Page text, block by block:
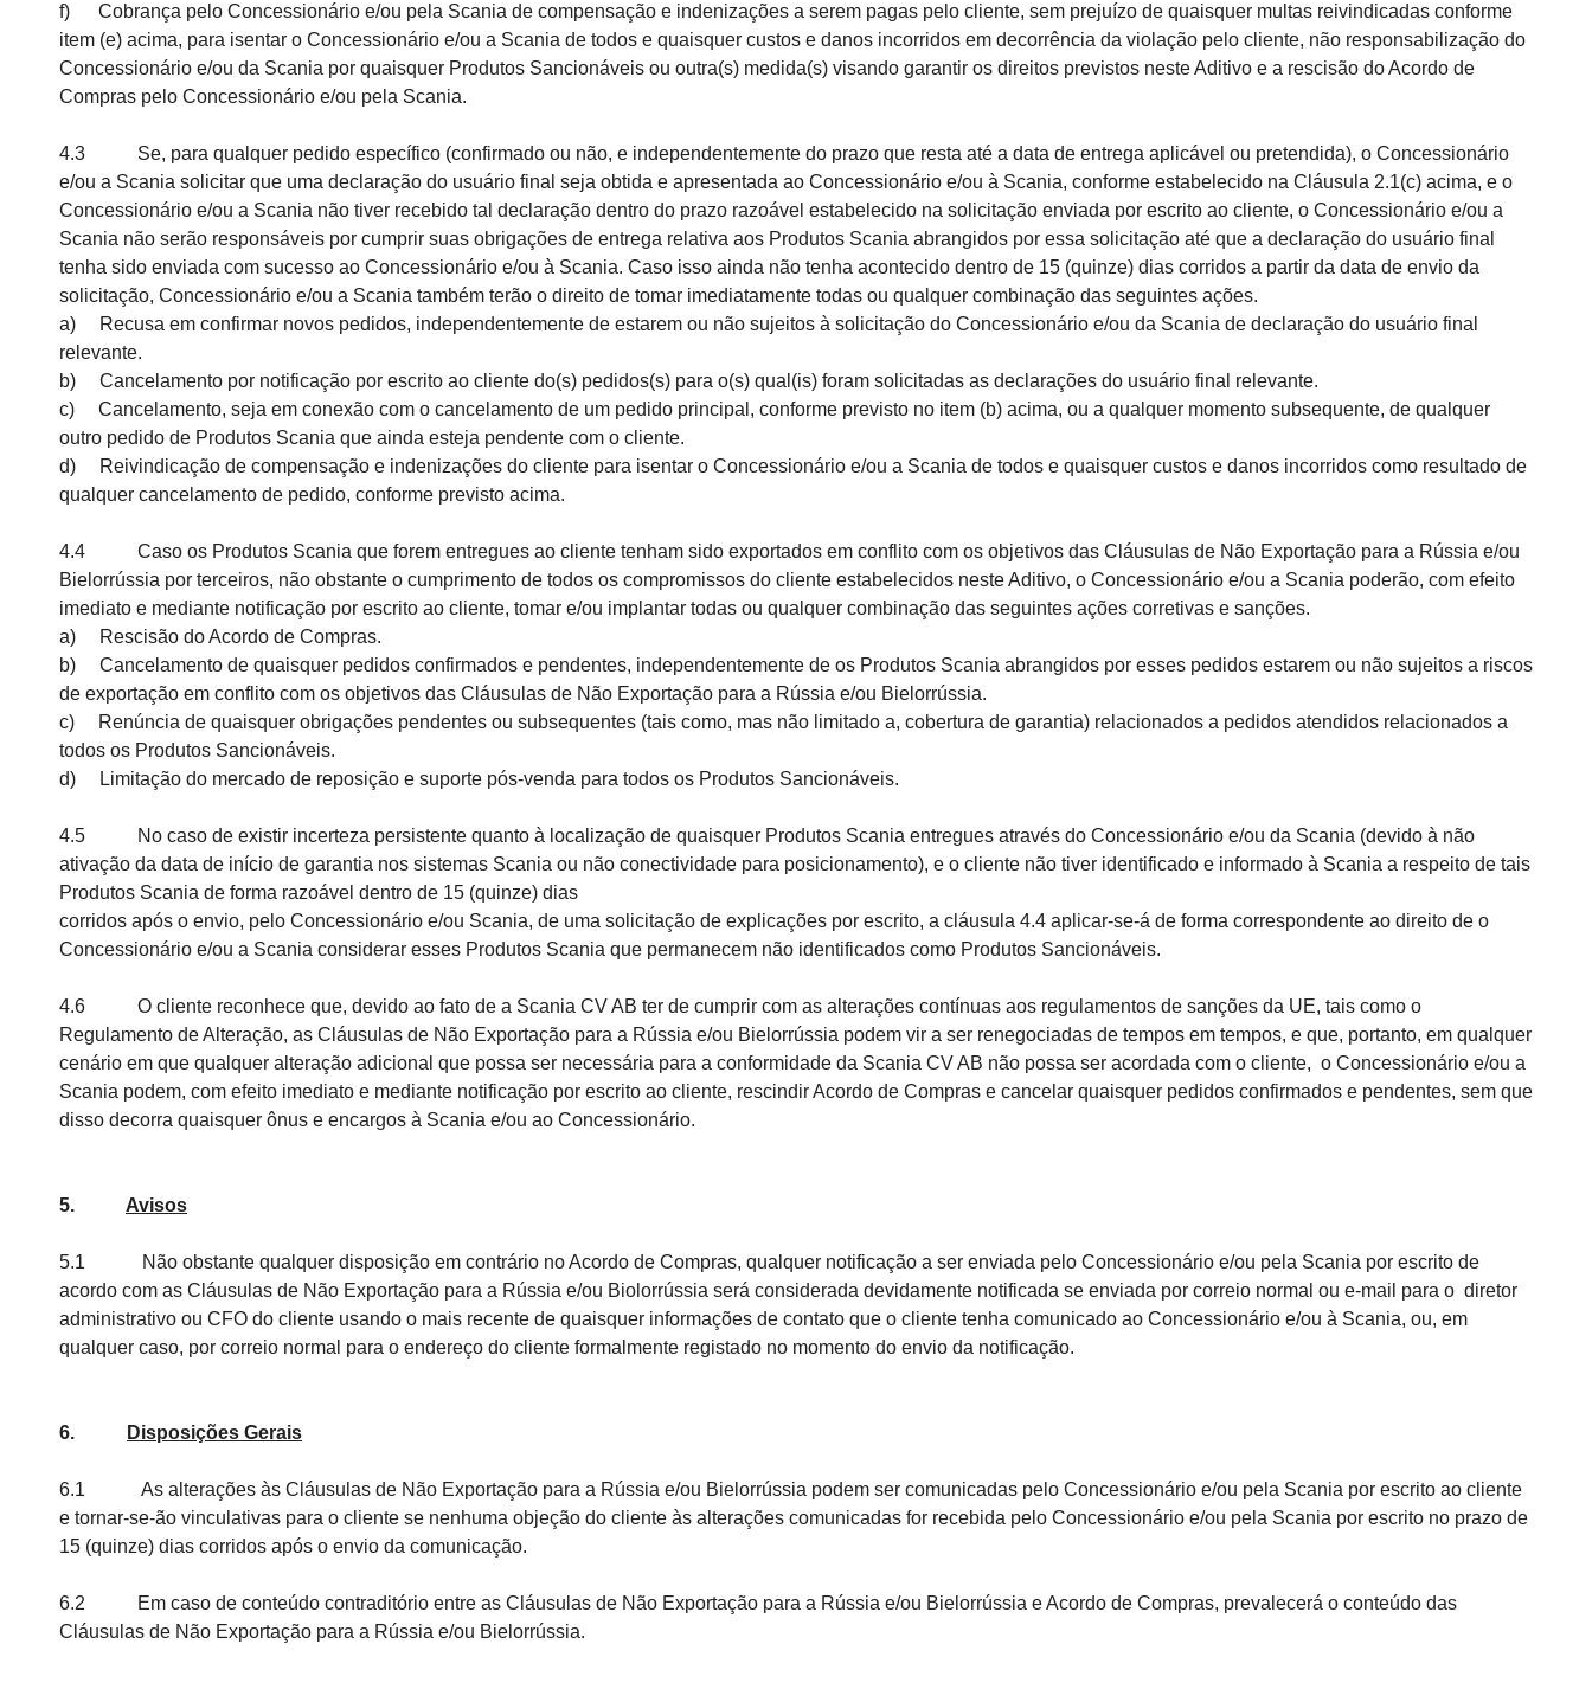
f) Cobrança pelo Concessionário e/ou pela Scania de compensação e indenizações a serem pagas pelo cliente, sem prejuízo de quaisquer multas reivindicadas conforme
item (e) acima, para isentar o Concessionário e/ou a Scania de todos e quaisquer custos e danos incorridos em decorrência da violação pelo cliente, não responsabilização do
Concessionário e/ou da Scania por quaisquer Produtos Sancionáveis ou outra(s) medida(s) visando garantir os direitos previstos neste Aditivo e a rescisão do Acordo de
Compras pelo Concessionário e/ou pela Scania.
4.3 Se, para qualquer pedido específico (confirmado ou não, e independentemente do prazo que resta até a data de entrega aplicável ou pretendida), o Concessionário
e/ou a Scania solicitar que uma declaração do usuário final seja obtida e apresentada ao Concessionário e/ou à Scania, conforme estabelecido na Cláusula 2.1(c) acima, e o
Concessionário e/ou a Scania não tiver recebido tal declaração dentro do prazo razoável estabelecido na solicitação enviada por escrito ao cliente, o Concessionário e/ou a
Scania não serão responsáveis por cumprir suas obrigações de entrega relativa aos Produtos Scania abrangidos por essa solicitação até que a declaração do usuário final
tenha sido enviada com sucesso ao Concessionário e/ou à Scania. Caso isso ainda não tenha acontecido dentro de 15 (quinze) dias corridos a partir da data de envio da
solicitação, Concessionário e/ou a Scania também terão o direito de tomar imediatamente todas ou qualquer combinação das seguintes ações.
a) Recusa em confirmar novos pedidos, independentemente de estarem ou não sujeitos à solicitação do Concessionário e/ou da Scania de declaração do usuário final
relevante.
b) Cancelamento por notificação por escrito ao cliente do(s) pedidos(s) para o(s) qual(is) foram solicitadas as declarações do usuário final relevante.
c) Cancelamento, seja em conexão com o cancelamento de um pedido principal, conforme previsto no item (b) acima, ou a qualquer momento subsequente, de qualquer
outro pedido de Produtos Scania que ainda esteja pendente com o cliente.
d) Reivindicação de compensação e indenizações do cliente para isentar o Concessionário e/ou a Scania de todos e quaisquer custos e danos incorridos como resultado de
qualquer cancelamento de pedido, conforme previsto acima.
4.4 Caso os Produtos Scania que forem entregues ao cliente tenham sido exportados em conflito com os objetivos das Cláusulas de Não Exportação para a Rússia e/ou
Bielorrússia por terceiros, não obstante o cumprimento de todos os compromissos do cliente estabelecidos neste Aditivo, o Concessionário e/ou a Scania poderão, com efeito
imediato e mediante notificação por escrito ao cliente, tomar e/ou implantar todas ou qualquer combinação das seguintes ações corretivas e sanções.
a) Rescisão do Acordo de Compras.
b) Cancelamento de quaisquer pedidos confirmados e pendentes, independentemente de os Produtos Scania abrangidos por esses pedidos estarem ou não sujeitos a riscos
de exportação em conflito com os objetivos das Cláusulas de Não Exportação para a Rússia e/ou Bielorrússia.
c) Renúncia de quaisquer obrigações pendentes ou subsequentes (tais como, mas não limitado a, cobertura de garantia) relacionados a pedidos atendidos relacionados a
todos os Produtos Sancionáveis.
d) Limitação do mercado de reposição e suporte pós-venda para todos os Produtos Sancionáveis.
4.5 No caso de existir incerteza persistente quanto à localização de quaisquer Produtos Scania entregues através do Concessionário e/ou da Scania (devido à não
ativação da data de início de garantia nos sistemas Scania ou não conectividade para posicionamento), e o cliente não tiver identificado e informado à Scania a respeito de tais
Produtos Scania de forma razoável dentro de 15 (quinze) dias
corridos após o envio, pelo Concessionário e/ou Scania, de uma solicitação de explicações por escrito, a cláusula 4.4 aplicar-se-á de forma correspondente ao direito de o
Concessionário e/ou a Scania considerar esses Produtos Scania que permanecem não identificados como Produtos Sancionáveis.
4.6 O cliente reconhece que, devido ao fato de a Scania CV AB ter de cumprir com as alterações contínuas aos regulamentos de sanções da UE, tais como o
Regulamento de Alteração, as Cláusulas de Não Exportação para a Rússia e/ou Bielorrússia podem vir a ser renegociadas de tempos em tempos, e que, portanto, em qualquer
cenário em que qualquer alteração adicional que possa ser necessária para a conformidade da Scania CV AB não possa ser acordada com o cliente, o Concessionário e/ou a
Scania podem, com efeito imediato e mediante notificação por escrito ao cliente, rescindir Acordo de Compras e cancelar quaisquer pedidos confirmados e pendentes, sem que
disso decorra quaisquer ônus e encargos à Scania e/ou ao Concessionário.
5. Avisos
5.1 Não obstante qualquer disposição em contrário no Acordo de Compras, qualquer notificação a ser enviada pelo Concessionário e/ou pela Scania por escrito de
acordo com as Cláusulas de Não Exportação para a Rússia e/ou Biolorrússia será considerada devidamente notificada se enviada por correio normal ou e-mail para o diretor
administrativo ou CFO do cliente usando o mais recente de quaisquer informações de contato que o cliente tenha comunicado ao Concessionário e/ou à Scania, ou, em
qualquer caso, por correio normal para o endereço do cliente formalmente registado no momento do envio da notificação.
6. Disposições Gerais
6.1 As alterações às Cláusulas de Não Exportação para a Rússia e/ou Bielorrússia podem ser comunicadas pelo Concessionário e/ou pela Scania por escrito ao cliente
e tornar-se-ão vinculativas para o cliente se nenhuma objeção do cliente às alterações comunicadas for recebida pelo Concessionário e/ou pela Scania por escrito no prazo de
15 (quinze) dias corridos após o envio da comunicação.
6.2 Em caso de conteúdo contraditório entre as Cláusulas de Não Exportação para a Rússia e/ou Bielorrússia e Acordo de Compras, prevalecerá o conteúdo das
Cláusulas de Não Exportação para a Rússia e/ou Bielorrússia.